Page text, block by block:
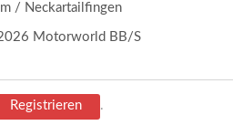
/ Neckartailfingen
Motorworld BB/S
Registrieren .